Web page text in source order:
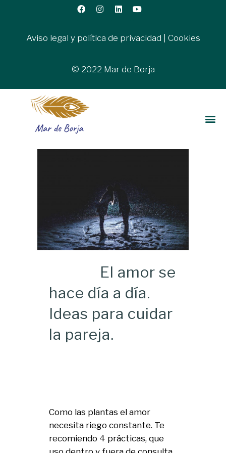
Aviso legal y política de privacidad Cookies
© 2022 Mar de Borja
El amor se
hace día a día.
Ideas para cuidar
la pareja.
Como las plantas el amor
necesita riego constante. Te
recomiendo 4 prácticas, que